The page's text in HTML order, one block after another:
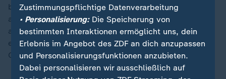
besonders häufig angefeindet. "Sie werden einerseits
als leichtere Opfer wahrgenommen, haben
andererseits ein tendenziell stärkeres Auftreten",
erklärt Christiane Bonk, Sprecherin der kommunalen
Gleichstellungsbeauftragten in Brandenburg.
Zustimmungspflichtige Datenverarbeitung
• Personalisierung:Die Speicherung von
bestimmten Interaktionen ermöglicht uns, dein
Erlebnis im Angebot des ZDF an dich anzupassen
und Personalisierungsfunktionen anzubieten.
Dabei personalisieren wir ausschließlich auf